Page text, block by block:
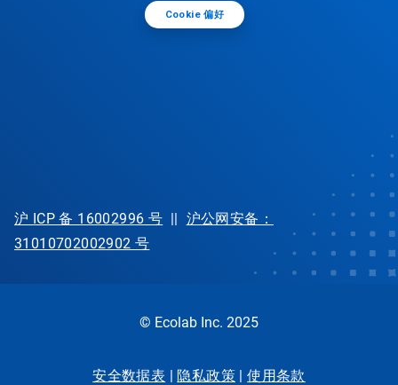
Cookie 偏好
沪 ICP 备 16002996 号 || 沪公网安备：
31010702002902 号
© Ecolab Inc. 2025
安全数据表 | 隐私政策 |使用条款